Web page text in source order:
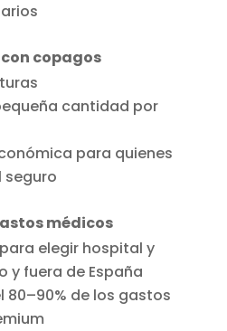
copagos
cantidad por
para quienes
seguro
médicos
elegir hospital y
y fuera de España
80–90% de los gastos